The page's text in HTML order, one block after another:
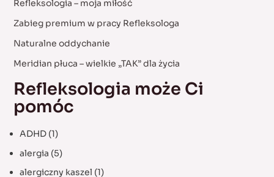
o
r
:
Refleksologia – moja miłość
Zabieg premium w pracy Refleksologa
Naturalne oddychanie
Meridian płuca – wielkie „TAK” dla życia
Refleksologia może Ci
pomóc
ADHD(1)
alergia (5)
alergiczny kaszel (1)